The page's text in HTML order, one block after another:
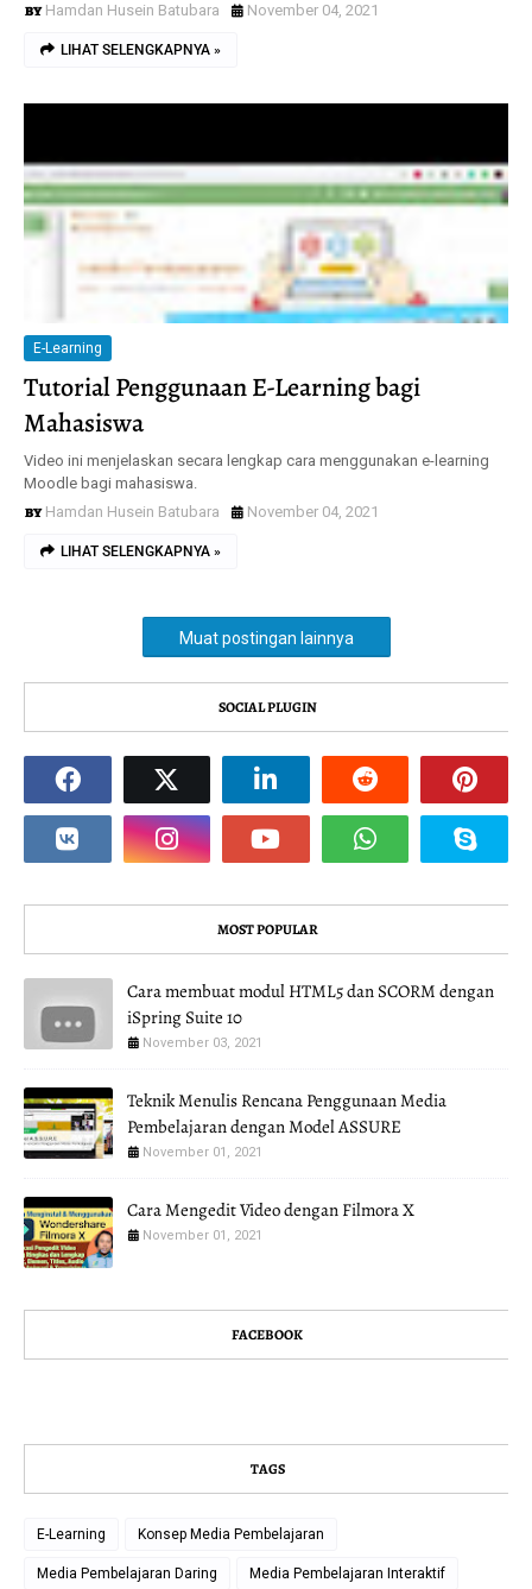
Hamdan Husein Batubara
November 04, 2021
LIHAT SELENGKAPNYA »
E-Learning
Tutorial Penggunaan E-Learning bagi
Mahasiswa
Video ini menjelaskan secara lengkap cara menggunakan e-learning
Moodle bagi mahasiswa.
Hamdan Husein Batubara
November 04, 2021
LIHAT SELENGKAPNYA »
Muat postingan lainnya
SOCIAL PLUGIN
MOST POPULAR
Cara membuat modul HTML5 dan SCORM dengan
iSpring Suite 10
November 03, 2021
Teknik Menulis Rencana Penggunaan Media
Pembelajaran dengan Model ASSURE
November 01, 2021
Cara Mengedit Video dengan Filmora X
November 01, 2021
FACEBOOK
TAGS
E-Learning Konsep Media Pembelajaran
Media Pembelajaran Daring Media Pembelajaran Interaktif